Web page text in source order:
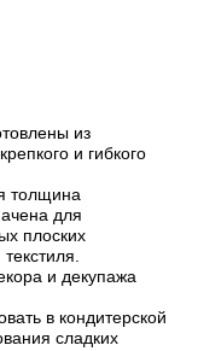
из
и гибкого
толщина
для
плоских
и декупажа
в кондитерской
сладких